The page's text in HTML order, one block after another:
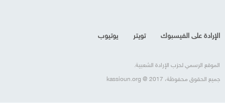
الإرادة على الفيسبوك تويتر يوتيوب
الموقع الرسمي لحزب الإرادة الشعبية.
جميع الحقوق محفوظة، kassioun.org @ 2017